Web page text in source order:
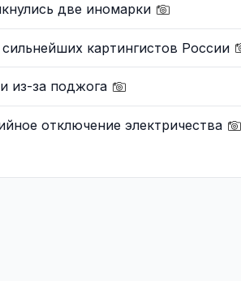
две иномарки
картингистов России
из-за поджога
отключение электричества